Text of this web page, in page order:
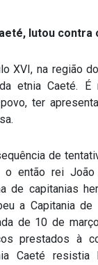
lutou
XVI, na região
etnia Caeté. É
ter
de
o então rei
de capitanias
a Capitania de
de 10 de
prestados à
Caeté resistia